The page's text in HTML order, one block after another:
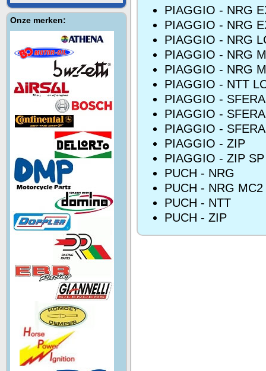
Onze merken:
PIAGGIO - NRG
PIAGGIO - NRG
PIAGGIO - NRG
PIAGGIO - NRG
PIAGGIO - NRG
PIAGGIO - NTT
PIAGGIO - SFERA
PIAGGIO -
PIAGGIO -
PIAGGIO - ZIP
PIAGGIO - ZIP
PUCH - NRG
PUCH - NRG MC2
PUCH - NTT
PUCH - ZIP